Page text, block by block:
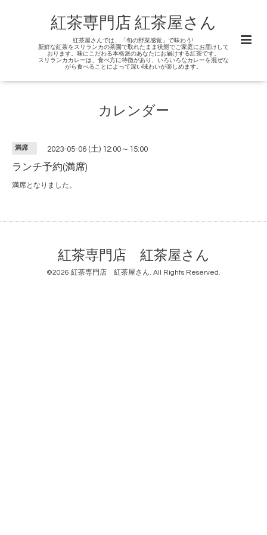
紅茶専門店 紅茶屋さん
紅茶屋さんでは、「旬の野菜感覚」で味わう!
新鮮な紅茶をスリランカの茶園で取れたまま状態でご家庭にお届けして
おります。味にこだわる本格派のあなたにお届けする紅茶です。
スリランカカレーは、食べ方に特徴があり、いろいろなカレーを混ぜな
がら食べることによって深い味わいが楽しめます。
カレンダー
満席 2023-05-06 (土) 12:00～15:00
ランチ予約(満席)
満席となりました。
紅茶専門店 紅茶屋さん
©2026 紅茶専門店 紅茶屋さん. All Rights Reserved.